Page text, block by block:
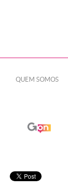
QUEM SOMOS